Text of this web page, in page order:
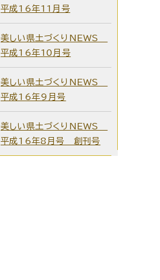
平成16年11月号
美しい県土づくりNEWS
平成16年10月号
美しい県土づくりNEWS
平成16年9月号
美しい県土づくりNEWS
平成16年8月号 創刊号